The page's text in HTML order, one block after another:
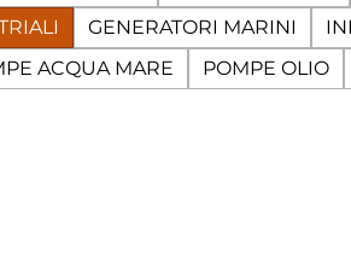
GENERATORI MARINI
ACQUA MARE
POMPE OLIO